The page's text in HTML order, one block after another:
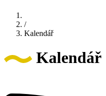
/
Kalendář
Kalendář